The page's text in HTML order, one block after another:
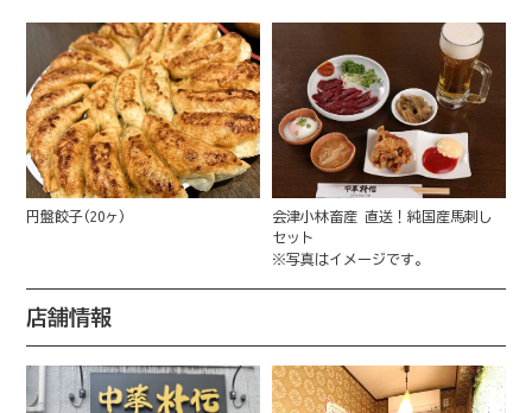
円盤餃子(20ヶ)
会津小林畜産 直送！純国産馬刺し
セット
※写真はイメージです。
店舗情報